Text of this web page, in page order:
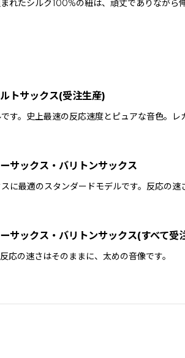
れたシルク100%の紐は、頑丈でありながら
トサックス(受注生産)
す。史上最速の反応速度とピュアな音色。レ
サックス・バリトンサックス
に最適のスタンダードモデルです。反応の速
サックス・バリトンサックス(すべて受
応の速さはそのままに、太めの音像です。